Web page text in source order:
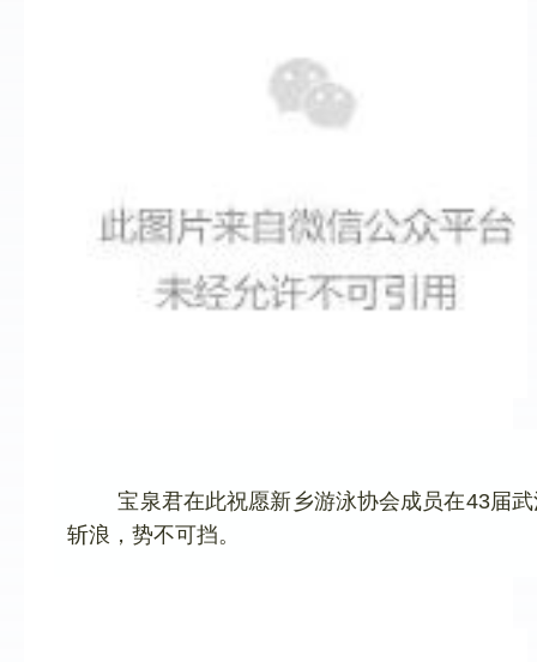
宝泉君在此祝愿新乡游泳协会成员在43届
斩浪，势不可挡。